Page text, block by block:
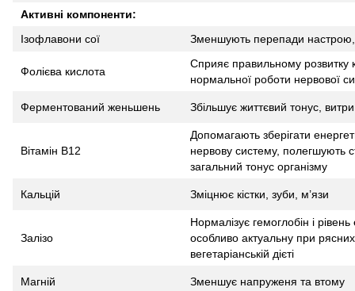
Активні компоненти:
Ізофлавони сої
Зменшують перепади настрою,
Фолієва кислота
Сприяє правильному розвитку
нормальної роботи нервової
Ферментований женьшень Збільшує життєвий тонус,
Вітамін B12
Допомагають зберігати
нервову систему, полегшують
загальний тонус організму
Кальцій Зміцнює кістки, зуби, м’язи
Залізо
Нормалізує гемоглобін і
особливо актуальну при
вегетаріанській дієті
Магній Зменшує напруженя та втому